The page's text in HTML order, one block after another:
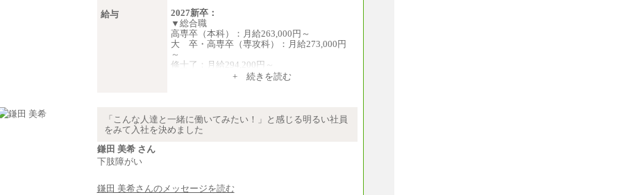
給与
2027新卒：
▼総合職
高専卒（本科）：月給263,000円～
大 卒・高専卒（専攻科）：月給273,000円
～
修士了：月給294,200円～
博士了：月給304,800円～
揮できると認められる場合は、 上記の給与に
関わらず個別設定することがあります
+ 続きを読む
「こんな人達と一緒に働いてみたい！」と感じる明るい社員
をみて入社を決めました
鎌田 美希 さん
下肢障がい
鎌田 美希さんのメッセージを読む